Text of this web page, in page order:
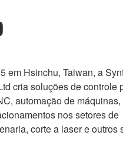
em Hsinchu, Taiwan, a
cria soluções de controle
automação de máquinas,
nos setores de
corte a laser e outros